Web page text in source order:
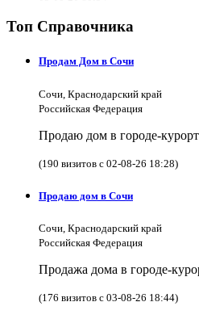
Топ Справочника
Продам Дом в Сочи
Сочи, Краснодарский край
Российская Федерация
Продаю дом в городе-
(190 визитов с 02-08-26 18:28)
Продаю дом в Сочи
Сочи, Краснодарский край
Российская Федерация
Продажа дома в городе-
(176 визитов с 03-08-26 18:44)